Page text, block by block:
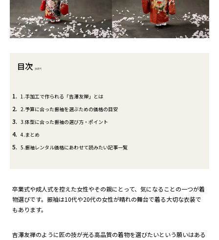
目次 非表示
1 1.手加工で作られる「吉澤友禅」とは
2 2.予算に合った振袖を選ぶための価格の目安
3 3.体型に合った振袖の選び方・ポイント
4 4.まとめ
5 5.振袖レンタル価格にあわせて読みたい記事一覧
卒業式や成人式を控えた女性やその親にとって、気になることの一つが着
物選びです。振袖は10代や20代の女性が晴れの舞台で着る大切な衣装で
もあります。
吉澤友禅のように匠の技が光る高品質の着物を選びたいという願いはある